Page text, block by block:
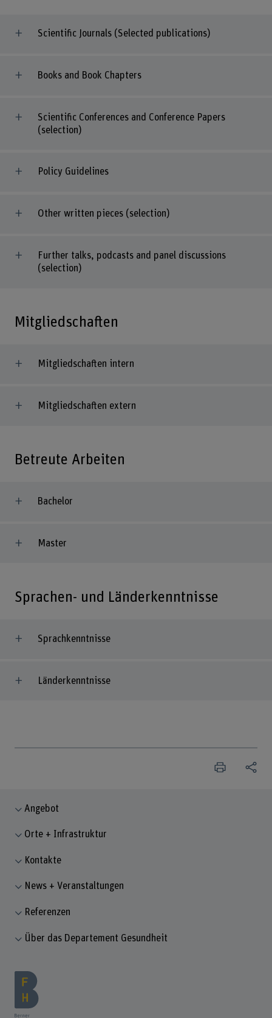
Scientific Journals (Selected publications)
Books and Book Chapters
Scientific Conferences and Conference Papers
(selection)
Policy Guidelines
Other written pieces (selection)
Further talks, podcasts and panel discussions
(selection)
Mitgliedschaften
Mitgliedschaften intern
Mitgliedschaften extern
Betreute Arbeiten
Bachelor
Master
Sprachen- und Länderkenntnisse
Sprachkenntnisse
Länderkenntnisse
Angebot
Orte + Infrastruktur
Kontakte
News + Veranstaltungen
Referenzen
Über das Departement Gesundheit